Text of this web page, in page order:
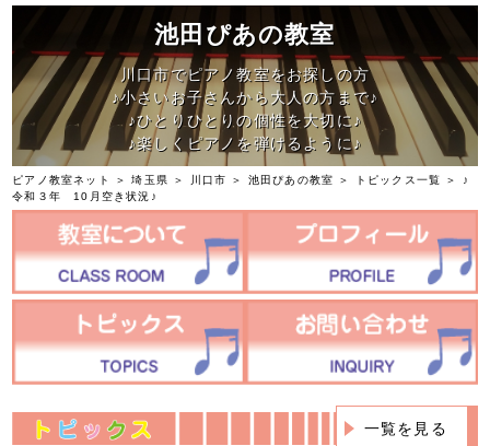
池田ぴあの教室
川口市でピアノ教室をお探しの方
♪小さいお子さんから大人の方まで♪
♪ひとりひとりの個性を大切に♪
♪楽しくピアノを弾けるように♪
ピアノ教室ネット ＞埼玉県 ＞ 川口市 ＞ 池田ぴあの教室 ＞ トピックス一覧
＞ ♪
令和３年 10月空き状況♪
一覧を見る